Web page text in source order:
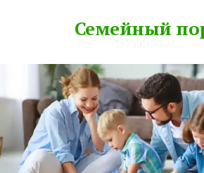
Семейный